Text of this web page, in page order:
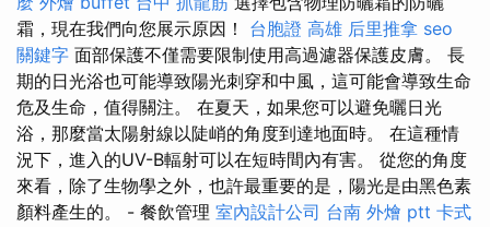
霜，現在我們向您展示原因！ 台胞證 高雄 后里推拿 seo
關鍵字 面部保護不僅需要限制使用高過濾器保護皮膚。 長
期的日光浴也可能導致陽光刺穿和中風，這可能會導致生命
危及生命，值得關注。 在夏天，如果您可以避免曬日光
浴，那麼當太陽射線以陡峭的角度到達地面時。 在這種情
況下，進入的UV-B輻射可以在短時間內有害。 從您的角度
來看，除了生物學之外，也許最重要的是，陽光是由黑色素
顏料產生的。 - 餐飲管理 室內設計公司 台南 外燴 ptt 卡式